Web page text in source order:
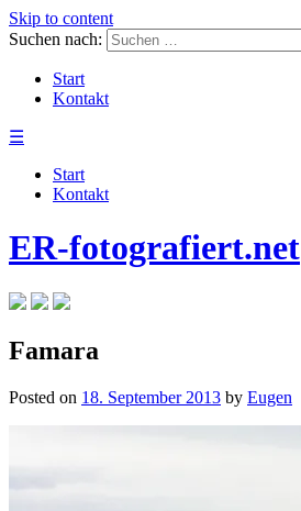
Skip to content
Suchen nach:
Start
Kontakt
☰
Start
Kontakt
ER-fotografiert.net
Famara
Posted on 18. September 2013 by Eugen